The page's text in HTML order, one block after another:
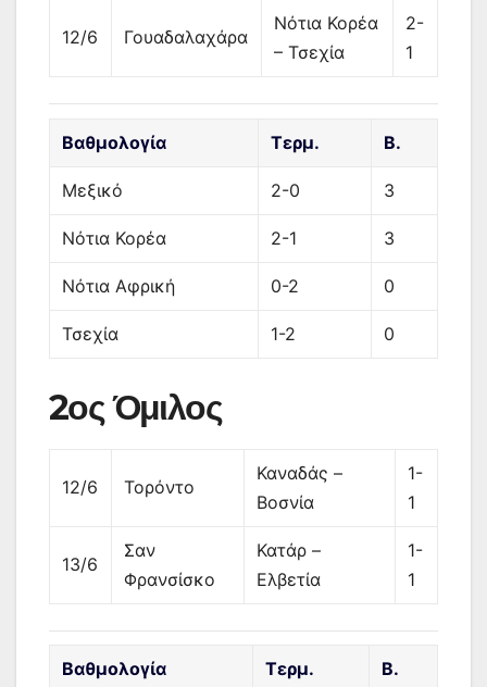
12/6 Γουαδαλαχάρα
Νότια Κορέα
– Τσεχία
2-
1
Βαθμολογία Τερμ. Β.
Μεξικό 2-0 3
Νότια Κορέα 2-1 3
Νότια Αφρική 0-2 0
Τσεχία 1-2 0
2ος Όμιλος
12/6 Τορόντο
Καναδάς –
Βοσνία
1-
1
13/6
Σαν
Φρανσίσκο
Κατάρ –
Ελβετία
1-
1
Βαθμολογία Τερμ. Β.